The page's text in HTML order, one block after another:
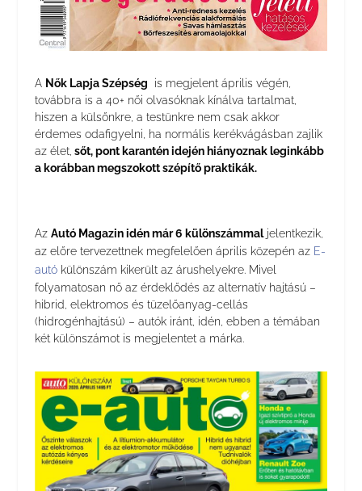
A Nők Lapja Szépség is megjelent április végén,
továbbra is a 40+ női olvasóknak kínálva tartalmat,
hiszen a külsőnkre, a testünkre nem csak akkor
érdemes odafigyelni, ha normális kerékvágásban zajlik
az élet, sőt, pont karantén idején hiányoznak leginkább
a korábban megszokott szépítő praktikák.
Az Autó Magazin idén már 6 különszámmaljelentkezik,
az előre tervezettnek megfelelően április közepén az E-
autókülönszám kikerült az árushelyekre. Mivel
folyamatosan nő az érdeklődés az alternatív hajtású –
hibrid, elektromos és tüzelőanyag-cellás
(hidrogénhajtású) – autók iránt, idén, ebben a témában
két különszámot is megjelentet a márka.